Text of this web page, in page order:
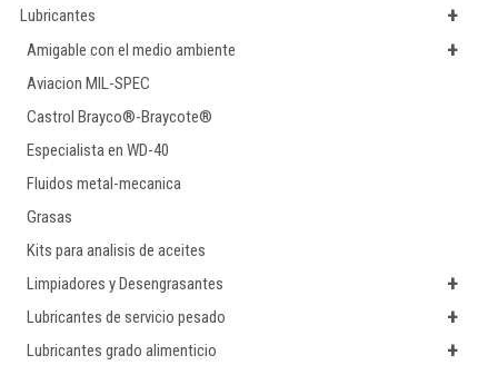
+
Lubricantes
+
Amigable con el medio ambiente
Aviacion MIL-SPEC
Castrol Brayco®-Braycote®
Especialista en WD-40
Fluidos metal-mecanica
Grasas
Kits para analisis de aceites
+
Limpiadores y Desengrasantes
+
Lubricantes de servicio pesado
+
Lubricantes grado alimenticio